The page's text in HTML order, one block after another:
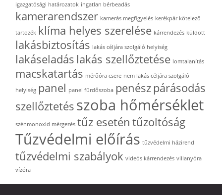
igazgatósági határozatok ingatlan bérbeadás
kamerarendszer kamerás megfigyelés kerékpár kötelező
tartozék klíma helyes szerelése kárrendezés küldött
lakásbiztosítás lakás céljára szolgáló helyiség
lakáseladás lakás szellőztetése lomtalanítás
macskatartás mérőóra csere nem lakás céljára szolgáló
helyiség panel panel fürdőszoba penész párásodás
szellőztetés szoba hőmérséklet
szénmonoxid mérgezés tűz esetén tűzoltóság
Tűzvédelmi előírás tűzvédelmi házirend
tűzvédelmi szabályok videós kárrendezés villanyóra
vízóra